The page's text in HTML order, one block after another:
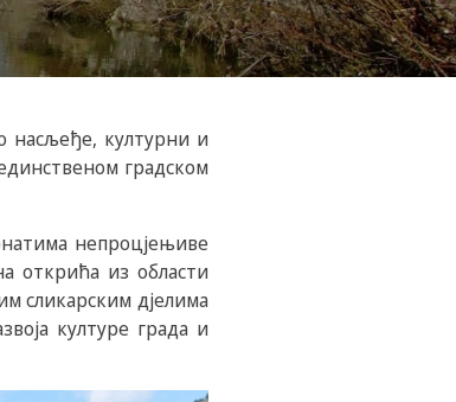
насљеђе, културни и
градском
непроцјењиве
открића из области
сликарским дјелима
културе града и